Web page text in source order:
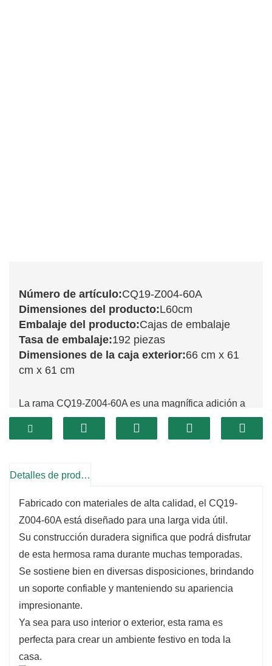
Número de artículo:CQ19-Z004-60A
Dimensiones del producto:L60cm
Embalaje del producto:Cajas de embalaje
Tasa de embalaje:192 piezas
Dimensiones de la caja exterior:66 cm x 61
cm x 61 cm
La rama CQ19-Z004-60A es una magnífica adición a
tu colección de decoración navideña.
Su impresionante longitud y su llamativo diseño la
espectaculares que captan la atención.
belleza de la naturaleza, lo que la convierte en una
opción ideal para quienes buscan aportar un toque de
elegancia a su decoración de temporada.
Una de las principales ventajas del CQ19-Z004-60A
es su versatilidad. Esta rama se puede utilizar en una
gran variedad de estilos decorativos, desde el clásico
hasta el contemporáneo.
Su longitud permite crear composiciones
espectaculares, ya sea en coronas, guirnaldas o como
piezas individuales en arreglos florales más grandes.
Detalles de producto
Fabricado con materiales de alta calidad, el CQ19-
Z004-60A está diseñado para una larga vida útil.
Su construcción duradera significa que podrá disfrutar
de esta hermosa rama durante muchas temporadas.
Se sostiene bien en diversas disposiciones, brindando
un soporte confiable y manteniendo su apariencia
impresionante.
Ya sea para uso interior o exterior, esta rama es
perfecta para crear un ambiente festivo en toda la
casa.